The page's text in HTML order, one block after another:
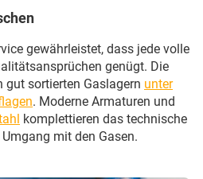
gewährleistet, dass jede volle
genügt. Die
sortierten Gaslagern unter
. Moderne Armaturen und
komplettieren das technische
mit den Gasen.